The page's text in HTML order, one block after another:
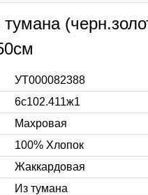
УТ000082388
6с102.411ж1
Махровая
100% Хлопок
Жаккардовая
Из тумана